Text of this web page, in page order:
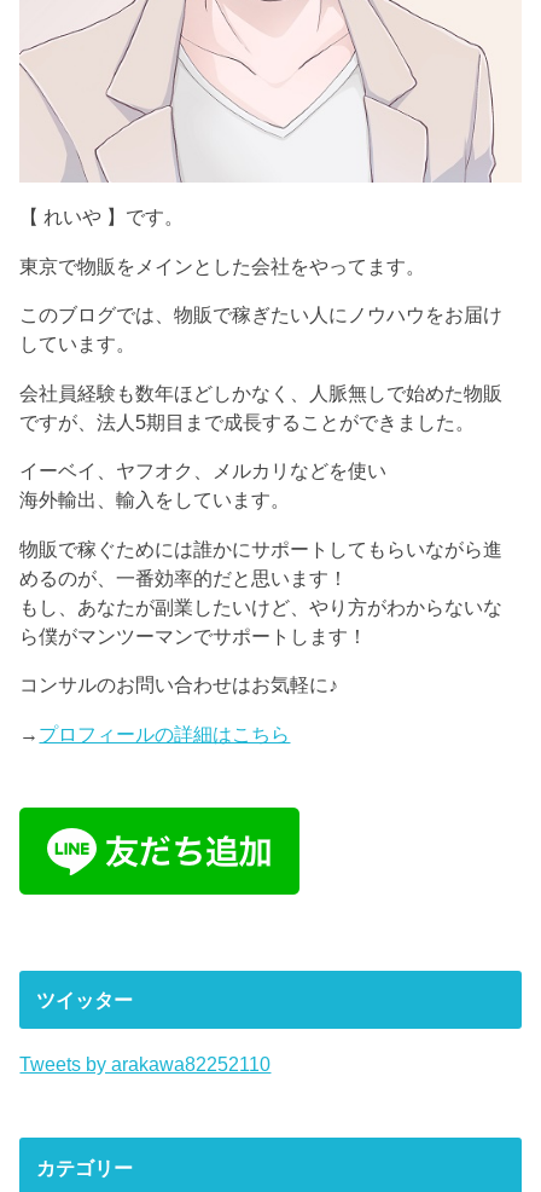
【 れいや 】です。
東京で物販をメインとした会社をやってます。
このブログでは、物販で稼ぎたい人にノウハウをお届け
しています。
会社員経験も数年ほどしかなく、人脈無しで始めた物販
ですが、法人5期目まで成長することができました。
イーベイ、ヤフオク、メルカリなどを使い
海外輸出、輸入をしています。
物販で稼ぐためには誰かにサポートしてもらいながら進
めるのが、一番効率的だと思います！
もし、あなたが副業したいけど、やり方がわからないな
ら僕がマンツーマンでサポートします！
コンサルのお問い合わせはお気軽に♪
→ プロフィールの詳細はこちら
ツイッター
Tweets by arakawa82252110
カテゴリー